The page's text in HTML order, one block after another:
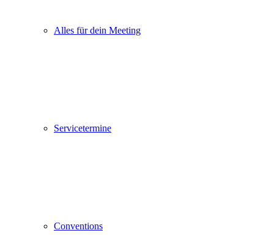
Alles für dein Meeting
Servicetermine
Conventions